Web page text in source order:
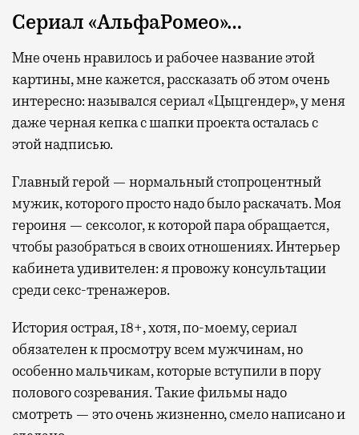
Сериал «АльфаРомео»…
Мне очень нравилось и рабочее название этой
картины, мне кажется, рассказать об этом очень
интересно: назывался сериал «Цыцгендер», у меня
даже черная кепка с шапки проекта осталась с
этой надписью.
Главный герой — нормальный стопроцентный
мужик, которого просто надо было раскачать. Моя
героиня — сексолог, к которой пара обращается,
чтобы разобраться в своих отношениях. Интерьер
кабинета удивителен: я провожу консультации
среди секс-тренажеров.
История острая, 18+, хотя, по-моему, сериал
обязателен к просмотру всем мужчинам, но
особенно мальчикам, которые вступили в пору
полового созревания. Такие фильмы надо
смотреть — это очень жизненно, смело написано и